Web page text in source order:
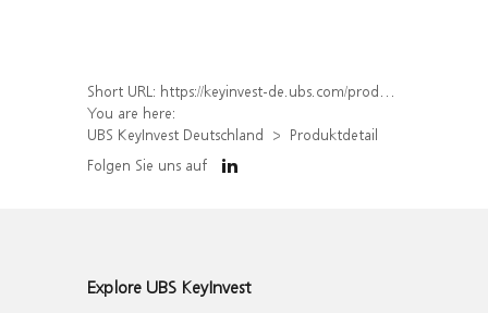
Short URL: https://keyinvest-de.ubs.com/produkt/detail/index/isin/DE000WA7B212
You are here:
UBS KeyInvest Deutschland
Produktdetail
Folgen Sie uns auf
Explore UBS KeyInvest